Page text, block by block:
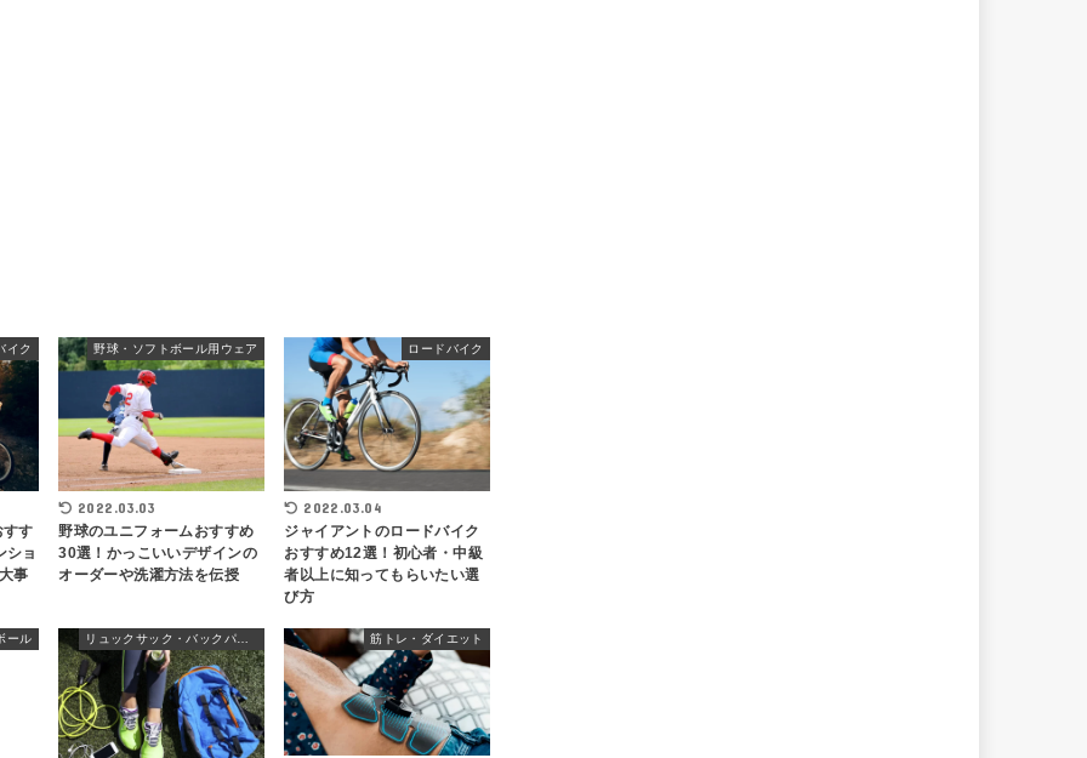
イク
す
ショ
事
野球・ソフトボール用ウェア
2022.03.03
野球のユニフォームおすすめ
30選！かっこいいデザインの
オーダーや洗濯方法を伝授
ロードバイク
2022.03.04
ジャイアントのロードバイク
おすすめ12選！初心者・中級
者以上に知ってもらいたい選
び方
ール リュックサック・バックパック 筋トレ・ダイエット